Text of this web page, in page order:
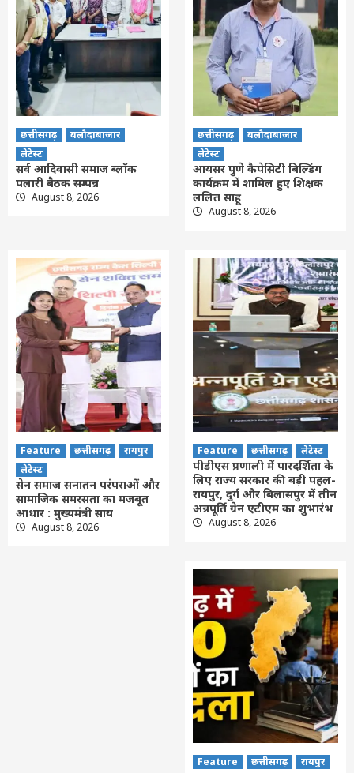
छत्तीसगढ़
बलौदाबाजार
लेटेस्ट
सर्व आदिवासी समाज ब्लॉक
पलारी बैठक सम्पन्न
August 8, 2026
छत्तीसगढ़
बलौदाबाजार
लेटेस्ट
आयसर पुणे कैपेसिटी बिल्डिंग
कार्यक्रम में शामिल हुए शिक्षक
ललित साहू
August 8, 2026
Feature छत्तीसगढ़
रायपुर
लेटेस्ट
सेन समाज सनातन परंपराओं और
सामाजिक समरसता का मजबूत
आधार : मुख्यमंत्री साय
August 8, 2026
Feature छत्तीसगढ़ लेटेस्ट
पीडीएस प्रणाली में पारदर्शिता के
लिए राज्य सरकार की बड़ी पहल-
रायपुर, दुर्ग और बिलासपुर में तीन
अन्नपूर्ति ग्रेन एटीएम का शुभारंभ
August 8, 2026
Feature छत्तीसगढ़
रायपुर